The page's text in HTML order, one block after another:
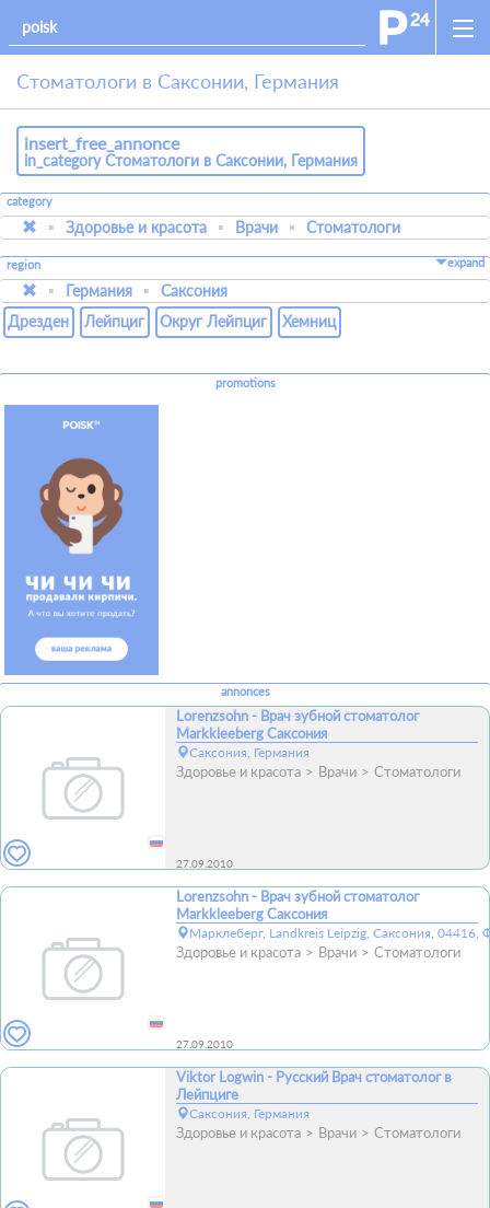
Стоматологи в Саксонии, Германия
insert_free_annonce
in_category Стоматологи в Саксонии, Германия
category
Здоровье и красота Врачи Стоматологи
region expand
Германия
Саксония
Дрезден
Лейпциг Округ Лейпциг Хемниц
promotions
annonces
Lorenzsohn - Врач зубной стоматолог
Markkleeberg Саксония
Саксония, Германия
Здоровье и красота Врачи Стоматологи
27.09.2010
Lorenzsohn - Врач зубной стоматолог
Markkleeberg Саксония
Марклеберг, Landkreis Leipzig, Саксония, 04416,
Здоровье и красота Врачи Стоматологи
27.09.2010
Viktor Logwin - Русский Врач стоматолог в
Лейпциге
Саксония, Германия
Здоровье и красота Врачи Стоматологи